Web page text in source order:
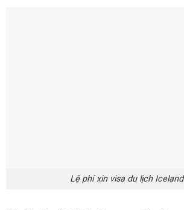
Lệ phí xin visa du lịch Iceland